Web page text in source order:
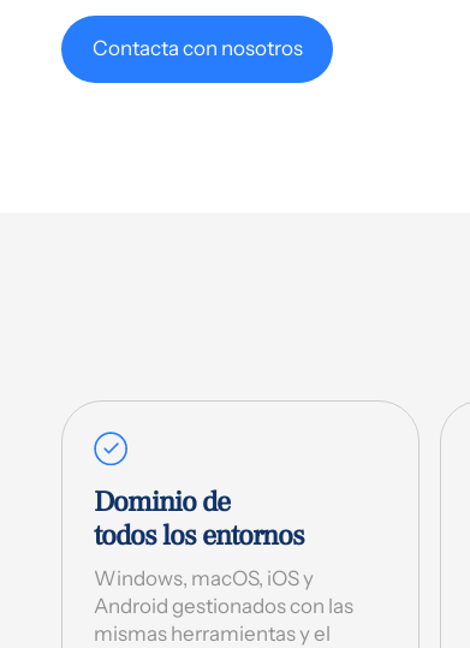
Contacta con nosotros
Dominio de
todos los entornos
Windows, macOS, iOS y
Android gestionados con las
mismas herramientas y el